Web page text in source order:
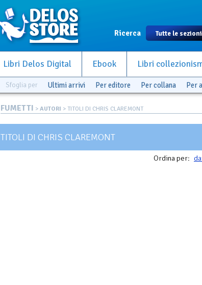
Ricerca
Libri Delos Digital Ebook Libri
Sfoglia per Ultimi arrivi Per editore Per collana Per
FUMETTI > AUTORI > TITOLI DI CHRIS CLAREMONT
TITOLI DI CHRIS CLAREMONT
Ordina per: